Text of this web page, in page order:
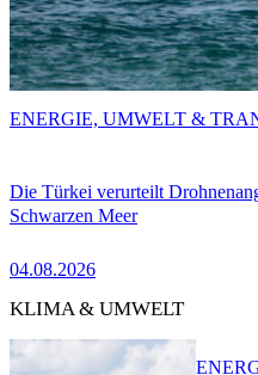
Die Türkei verurteilt
Schwarzen Meer
04.08.2026
ENERGIE, UMWELT &
KLIMA & UMWELT